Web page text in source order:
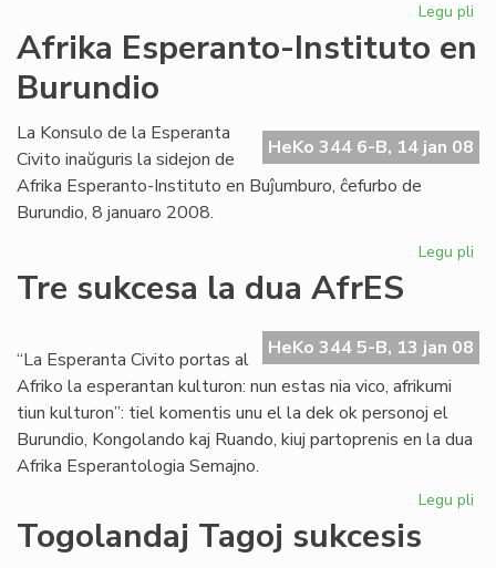
Legu pli
la
Afrika Esperanto-Instituto en
Burundio
HeKo 344 6-B, 14 jan 08
La Konsulo de la Esperanta
Civito inaŭguris la sidejon de
Afrika Esperanto-Instituto en Buĵumburo, ĉefurbo de
Burundio, 8 januaro 2008.
Legu pli
Tre sukcesa la dua AfrES
HeKo 344 5-B, 13 jan 08
“La Esperanta Civito portas al
Afriko la esperantan kulturon: nun estas nia vico, afrikumi
tiun kulturon”: tiel komentis unu el la dek ok personoj el
Burundio, Kongolando kaj Ruando, kiuj partoprenis en la dua
Afrika Esperantologia Semajno.
Legu pli
Togolandaj Tagoj sukcesis